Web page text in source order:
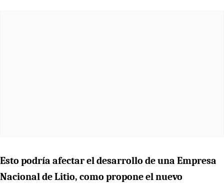
Esto podría afectar el desarrollo de una Empresa
Nacional de Litio, como propone el nuevo